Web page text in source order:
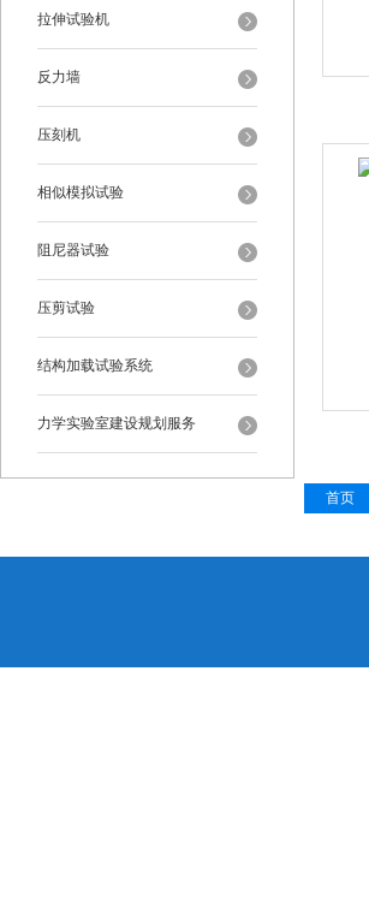
拉伸试验机
反力墙
压刻机
相似模拟试验
阻尼器试验
压剪试验
结构加载试验系统
力学实验室建设规划服务
首页